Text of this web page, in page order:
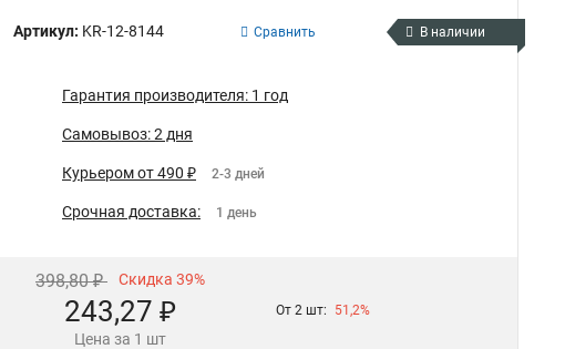
Артикул: KR-12-8144 Сравнить В наличии
Гарантия производителя: 1 год
Самовывоз: 2 дня
Курьером от 490 ₽ 2-3 дней
Срочная доставка: 1 день
398,80 ₽ Скидка 39%
243,27 ₽
Цена за 1 шт
От 2 шт: 51,2%